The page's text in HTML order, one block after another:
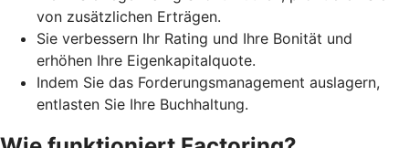
von zusätzlichen Erträgen.
Sie verbessern Ihr Rating und Ihre Bonität und
erhöhen Ihre Eigenkapitalquote.
Indem Sie das Forderungsmanagement auslagern,
entlasten Sie Ihre Buchhaltung.